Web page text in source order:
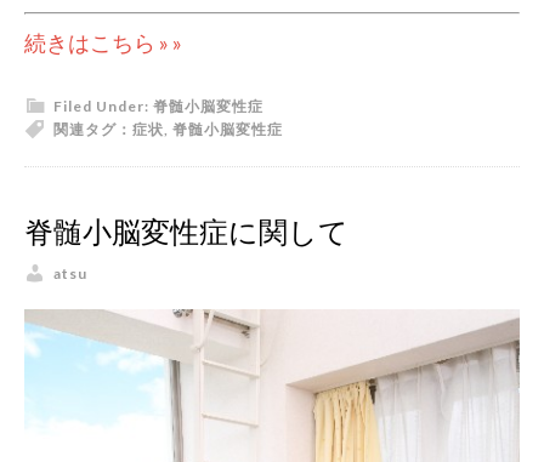
続きはこちら » »
Filed Under: 脊髄小脳変性症
関連タグ： 症状 脊髄小脳変性症
脊髄小脳変性症に関して
atsu